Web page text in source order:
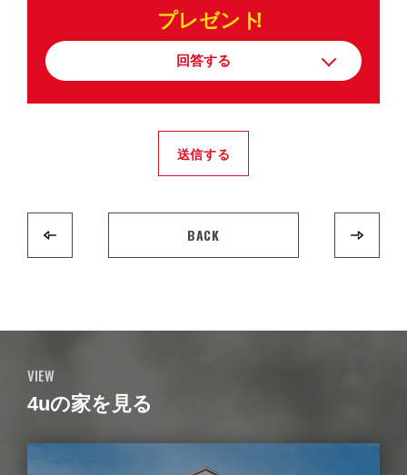
プレゼント
！
回答する
送信する
BACK
VIEW
4uの家を見る